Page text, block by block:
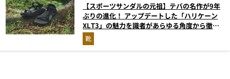
【スポーツサンダルの元祖】テバの名作が9年
ぶりの進化！ アップデートした「ハリケーン
XLT3」の魅力を識者があらゆる角度から徹底
解説！
靴